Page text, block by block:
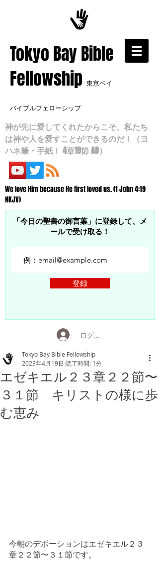
​Tokyo Bay Bible
Fellowship 東京ベイ
バイブルフェローシップ
神が先に愛してくれたからこそ、私たち
は神や人を愛すことができるのだ！（ヨ
ハネ筆・手紙Ⅰ 4章19節 AB）
We love Him because He first loved us. (1 John 4:19
NKJV)
「今日の聖書の御言葉」に登録して、メ
ールで受け取る！
登録
ログイン
エゼキエル２３章２２節〜
３１節 キリストの様に歩
む恵み
Tokyo Bay Bible Fellowship
2023年4月19日 読了時間: 1分
今朝のデボーションはエゼキエル２３
章２２節〜３１節です。